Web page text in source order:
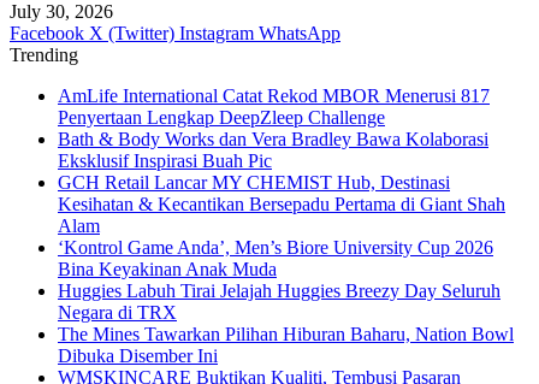
July 30, 2026
Facebook X (Twitter) Instagram WhatsApp
Trending
AmLife International Catat Rekod MBOR Menerusi 817
Penyertaan Lengkap DeepZleep Challenge
Bath & Body Works dan Vera Bradley Bawa Kolaborasi
Eksklusif Inspirasi Buah Pic
GCH Retail Lancar MY CHEMIST Hub, Destinasi
Kesihatan & Kecantikan Bersepadu Pertama di Giant Shah
Alam
‘Kontrol Game Anda’, Men’s Biore University Cup 2026
Bina Keyakinan Anak Muda
Huggies Labuh Tirai Jelajah Huggies Breezy Day Seluruh
Negara di TRX
The Mines Tawarkan Pilihan Hiburan Baharu, Nation Bowl
Dibuka Disember Ini
WMSKINCARE Buktikan Kualiti, Tembusi Pasaran